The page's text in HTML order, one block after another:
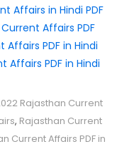
Affairs in Hindi PDF
Affairs PDF
PDF in Hindi
Affairs PDF in Hindi
Rajasthan Current
, Rajasthan Current
Current Affairs PDF in